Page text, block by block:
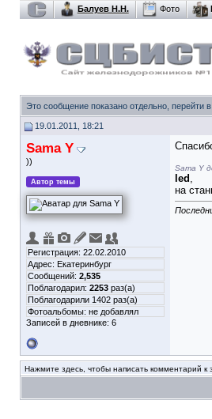
Балуев Н.Н. Фото
Это сообщение показано отдельно, перейти
19.01.2011, 18:21
Sama Y
))
Автор темы
Регистрация: 22.02.2010
Адрес: Екатеринбург
Сообщений: 2,535
Поблагодарил: 2253 раз(а)
Поблагодарили 1402 раз(а)
Фотоальбомы: не добавлял
Записей в дневнике: 6
Sama Y
led ,
на
Нажмите здесь, чтобы написать комментарий к